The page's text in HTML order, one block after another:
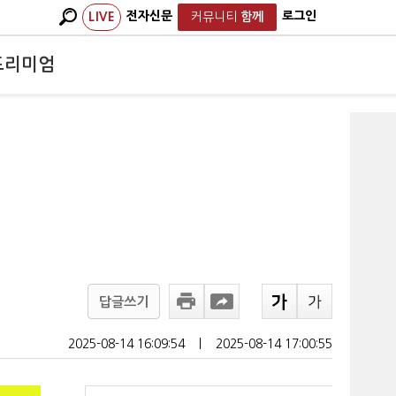
LIVE 전자신문 커뮤니티 함께 로그인
리미엄
답글쓰기
2025-08-14 16:09:54 2025-08-14 17:00:55